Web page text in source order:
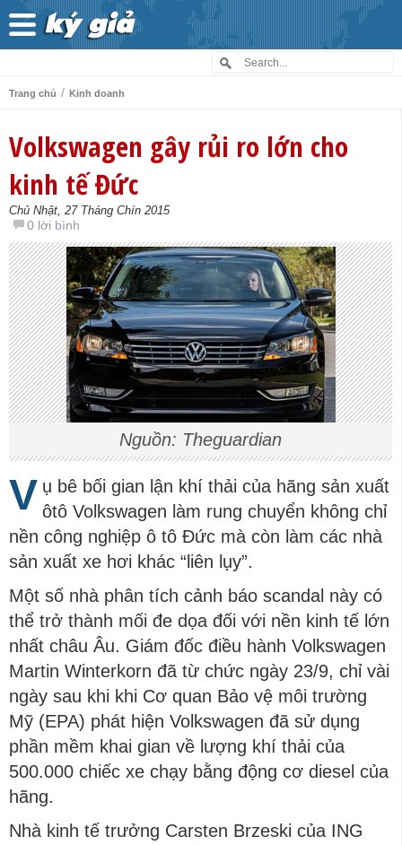
Trang chủ / Kinh doanh
Volkswagen gây rủi ro lớn cho
kinh tế Đức
Chủ Nhật, 27 Tháng Chín 2015
0 lời bình
Nguồn: Theguardian
V ụ bê bối gian lận khí thải của hãng sản xuất
ôtô Volkswagen làm rung chuyển không chỉ
nền công nghiệp ô tô Đức mà còn làm các nhà
sản xuất xe hơi khác “liên lụy”.
Một số nhà phân tích cảnh báo scandal này có
thể trở thành mối đe dọa đối với nền kinh tế lớn
nhất châu Âu. Giám đốc điều hành Volkswagen
Martin Winterkorn đã từ chức ngày 23/9, chỉ vài
ngày sau khi khi Cơ quan Bảo vệ môi trường
Mỹ (EPA) phát hiện Volkswagen đã sử dụng
phần mềm khai gian về lượng khí thải của
500.000 chiếc xe chạy bằng động cơ diesel của
hãng.
Nhà kinh tế trưởng Carsten Brzeski của ING